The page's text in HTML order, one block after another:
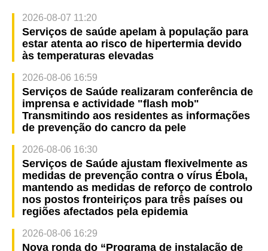
2026-08-07 11:20
Serviços de saúde apelam à população para
estar atenta ao risco de hipertermia devido
às temperaturas elevadas
2026-08-06 16:59
Serviços de Saúde realizaram conferência de
imprensa e actividade "flash mob"
Transmitindo aos residentes as informações
de prevenção do cancro da pele
2026-08-06 16:30
Serviços de Saúde ajustam flexivelmente as
medidas de prevenção contra o vírus Ébola,
mantendo as medidas de reforço de controlo
nos postos fronteiriços para três países ou
regiões afectados pela epidemia
2026-08-06 16:29
Nova ronda do “Programa de instalação de